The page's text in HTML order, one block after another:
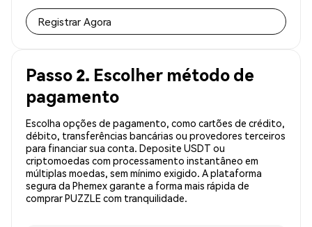
Registrar Agora
Passo 2. Escolher método de
pagamento
Escolha opções de pagamento, como cartões de crédito,
débito, transferências bancárias ou provedores terceiros
para financiar sua conta. Deposite USDT ou
criptomoedas com processamento instantâneo em
múltiplas moedas, sem mínimo exigido. A plataforma
segura da Phemex garante a forma mais rápida de
comprar PUZZLE com tranquilidade.